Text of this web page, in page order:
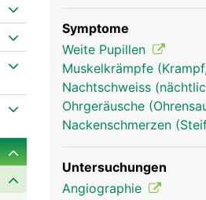
verantwortlich. Das
Tier unterscheidet.
Symptome
Weite Pupillen
Muskelkrämpfe
Nachtschweiss
Ohrgeräusche
Nackenschmerzen
Untersuchungen
Angiographie